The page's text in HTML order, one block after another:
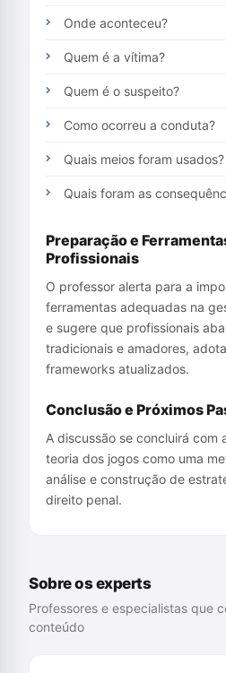
Onde aconteceu?
Quem é a vítima?
Quem é o suspeito?
Como ocorreu a conduta?
Quais meios foram usados?
Quais foram as
Preparação e
Profissionais
O professor alerta para a
ferramentas adequadas na
e sugere que profissionais
tradicionais e amadores,
frameworks atualizados.
Conclusão e Próximos
A discussão se concluirá com
teoria dos jogos como uma
análise e construção de
direito penal.
Sobre os experts
Professores e especialistas que
conteúdo